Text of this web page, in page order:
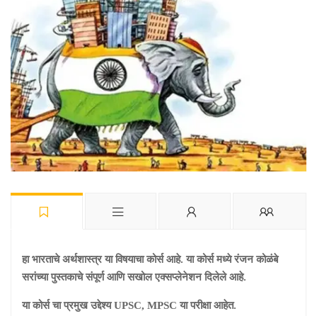
हा भारताचे अर्थशास्त्र या विषयाचा कोर्स आहे. या कोर्स मध्ये रंजन कोळंबे
सरांच्या पुस्तकाचे संपूर्ण आणि सखोल एक्सप्लेनेशन दिलेले आहे.
या कोर्स चा प्रमुख उद्देश्य UPSC, MPSC या परीक्षा आहेत.